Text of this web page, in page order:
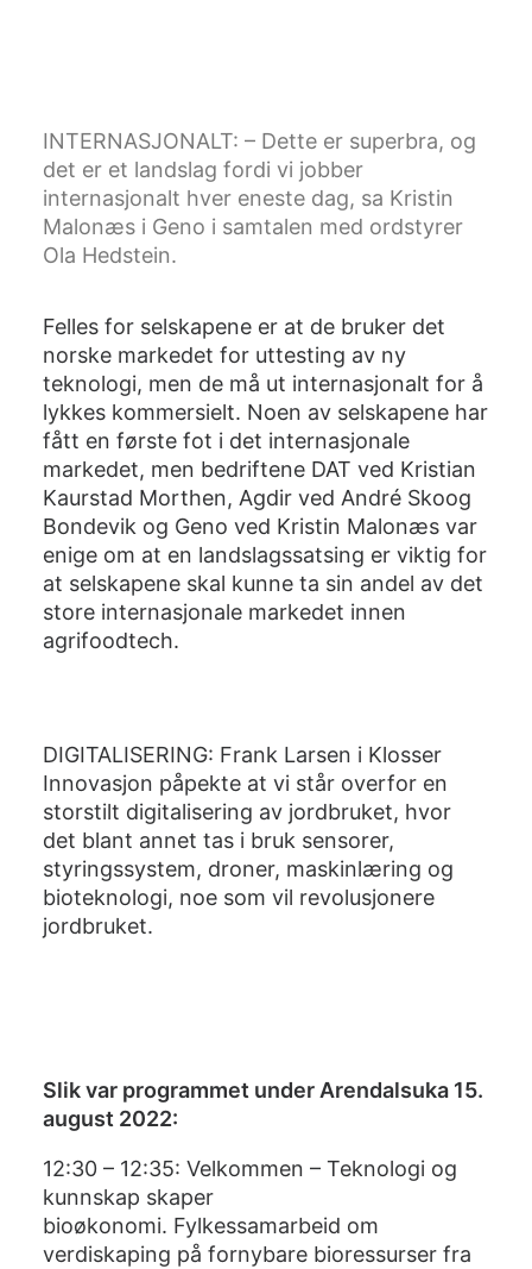
INTERNASJONALT: – Dette er superbra, og
det er et landslag fordi vi jobber
internasjonalt hver eneste dag, sa Kristin
Malonæs i Geno i samtalen med ordstyrer
Ola Hedstein.
Felles for selskapene er at de bruker det
norske markedet for uttesting av ny
teknologi, men de må ut internasjonalt for å
lykkes kommersielt. Noen av selskapene har
fått en første fot i det internasjonale
markedet, men bedriftene DAT ved Kristian
Kaurstad Morthen, Agdir ved André Skoog
Bondevik og Geno ved Kristin Malonæs var
enige om at en landslagssatsing er viktig for
at selskapene skal kunne ta sin andel av det
store internasjonale markedet innen
agrifoodtech.
DIGITALISERING: Frank Larsen i Klosser
Innovasjon påpekte at vi står overfor en
storstilt digitalisering av jordbruket, hvor
det blant annet tas i bruk sensorer,
styringssystem, droner, maskinlæring og
bioteknologi, noe som vil revolusjonere
jordbruket.
Slik var programmet under Arendalsuka 15.
august 2022:
12:30 – 12:35: Velkommen – Teknologi og
kunnskap skaper
bioøkonomi. Fylkessamarbeid om
verdiskaping på fornybare bioressurser fra